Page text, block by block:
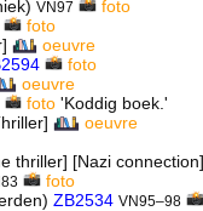
VN97
foto
foto
oeuvre
foto
oeuvre
foto 'Koddig boek.'
oeuvre
thriller] [Nazi
foto
ZB2534 VN95–98